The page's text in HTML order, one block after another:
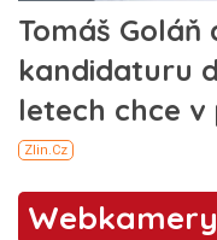
Webkamery